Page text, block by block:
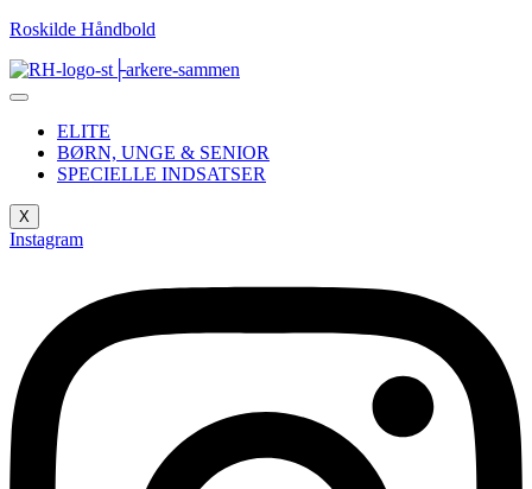
Roskilde Håndbold
ELITE
BØRN, UNGE & SENIOR
SPECIELLE INDSATSER
X
Instagram